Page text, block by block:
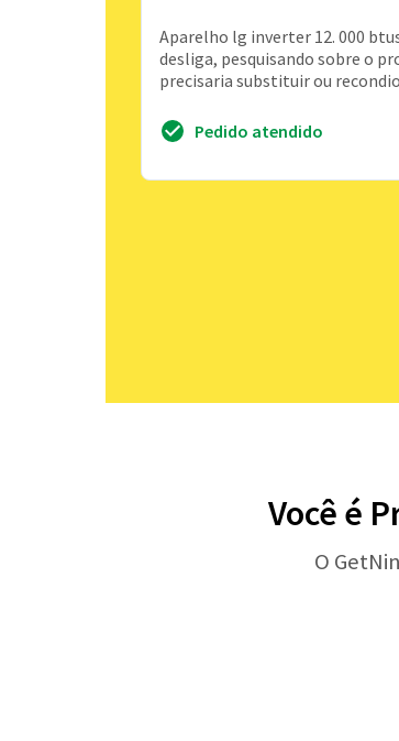
Aparelho lg inverter 12. 000
desliga, pesquisando sobre o
precisaria substituir ou
Pedido atendido
Você é
O